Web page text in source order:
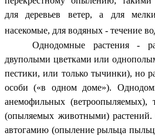
для деревьев ветер, а для
насекомые, для водяных - течение
Однодомные растения -
двуполыми цветками или
пестики, или только тычинки), но
особи («в одном доме»).
анемофильных (ветроопыляемых),
(опыляемых животными) растений.
автогамию (опыление рыльца